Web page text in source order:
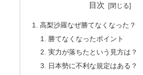
目次
高梨沙羅なぜ勝てなくなった？
勝てなくなったポイント
実力が落ちたという見方は？
日本勢に不利な規定はある？